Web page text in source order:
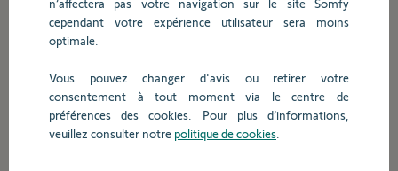
valeurs
barre
Installation et paramétrage
Retour
Comment effacer le réglage des
n’affectera pas votre navigation sur le site Somfy
cependant votre expérience utilisateur sera moins
optimale.
Vous pouvez changer d'avis ou retirer votre
consentement à tout moment via le centre de
préférences des cookies. Pour plus d’informations,
veuillez consulter notre politique de cookies